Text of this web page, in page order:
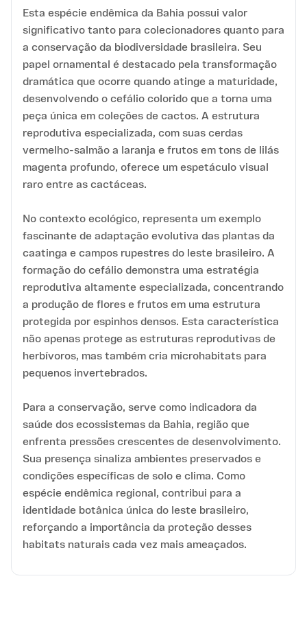
Esta espécie endêmica da Bahia possui valor
significativo tanto para colecionadores quanto para
a conservação da biodiversidade brasileira. Seu
papel ornamental é destacado pela transformação
dramática que ocorre quando atinge a maturidade,
desenvolvendo o cefálio colorido que a torna uma
peça única em coleções de cactos. A estrutura
reprodutiva especializada, com suas cerdas
vermelho-salmão a laranja e frutos em tons de lilás
magenta profundo, oferece um espetáculo visual
raro entre as cactáceas.
No contexto ecológico, representa um exemplo
fascinante de adaptação evolutiva das plantas da
caatinga e campos rupestres do leste brasileiro. A
formação do cefálio demonstra uma estratégia
reprodutiva altamente especializada, concentrando
a produção de flores e frutos em uma estrutura
protegida por espinhos densos. Esta característica
não apenas protege as estruturas reprodutivas de
herbívoros, mas também cria microhabitats para
pequenos invertebrados.
Para a conservação, serve como indicadora da
saúde dos ecossistemas da Bahia, região que
enfrenta pressões crescentes de desenvolvimento.
Sua presença sinaliza ambientes preservados e
condições específicas de solo e clima. Como
espécie endêmica regional, contribui para a
identidade botânica única do leste brasileiro,
reforçando a importância da proteção desses
habitats naturais cada vez mais ameaçados.